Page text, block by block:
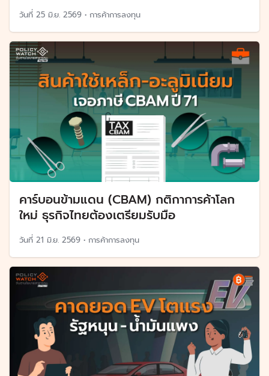
วันที่ 25 มิ.ย. 2569 • การค้าการลงทุน
คาร์บอนข้ามแดน (CBAM) กติกาการค้าโลก
ใหม่ ธุรกิจไทยต้องเตรียมรับมือ
วันที่ 21 มิ.ย. 2569 • การค้าการลงทุน